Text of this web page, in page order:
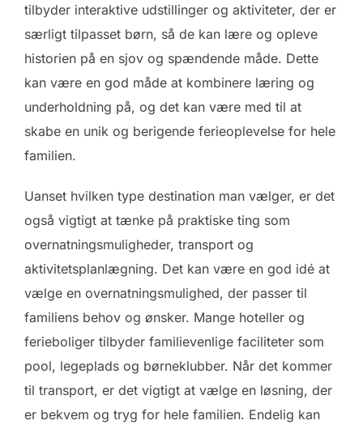
tilbyder interaktive udstillinger og aktiviteter, der er
særligt tilpasset børn, så de kan lære og opleve
historien på en sjov og spændende måde. Dette
kan være en god måde at kombinere læring og
underholdning på, og det kan være med til at
skabe en unik og berigende ferieoplevelse for hele
familien.
Uanset hvilken type destination man vælger, er det
også vigtigt at tænke på praktiske ting som
overnatningsmuligheder, transport og
aktivitetsplanlægning. Det kan være en god idé at
vælge en overnatningsmulighed, der passer til
familiens behov og ønsker. Mange hoteller og
ferieboliger tilbyder familievenlige faciliteter som
pool, legeplads og børneklubber. Når det kommer
til transport, er det vigtigt at vælge en løsning, der
er bekvem og tryg for hele familien. Endelig kan